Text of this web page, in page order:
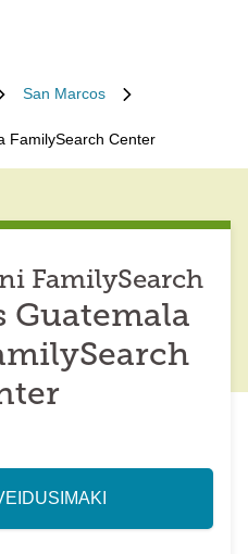
San Marcos
FamilySearch Center
FamilySearch
Guatemala